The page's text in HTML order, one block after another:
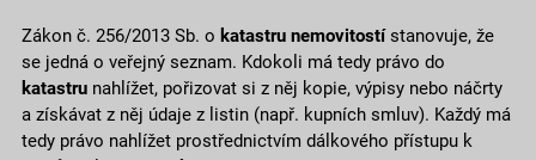
Zákon č. 256/2013 Sb. o katastru nemovitostístanovuje, že
se jedná o veřejný seznam. Kdokoli má tedy právo do
katastrunahlížet, pořizovat si z něj kopie, výpisy nebo náčrty
a získávat z něj údaje z listin (např. kupních smluv). Každý má
tedy právo nahlížet prostřednictvím dálkového přístupu k